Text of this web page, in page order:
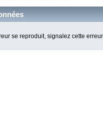
se reproduit, signalez cette